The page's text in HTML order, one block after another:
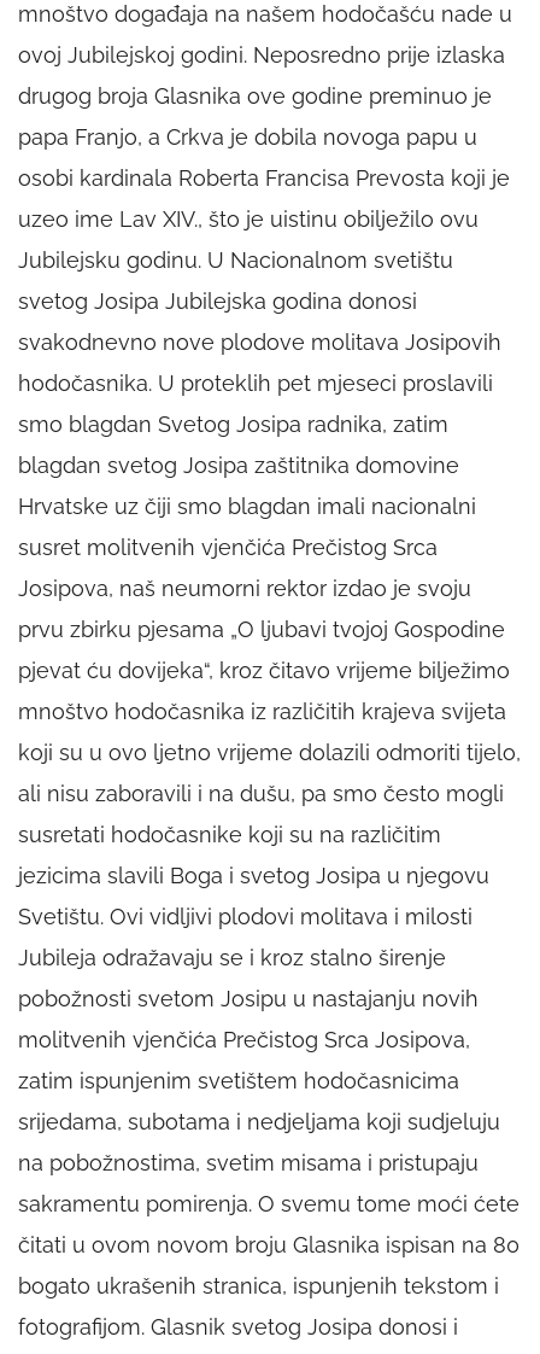
mnoštvo događaja na našem hodočašću nade u
ovoj Jubilejskoj godini. Neposredno prije izlaska
drugog broja Glasnika ove godine preminuo je
papa Franjo, a Crkva je dobila novoga papu u
osobi kardinala Roberta Francisa Prevosta koji je
uzeo ime Lav XIV., što je uistinu obilježilo ovu
Jubilejsku godinu. U Nacionalnom svetištu
svetog Josipa Jubilejska godina donosi
svakodnevno nove plodove molitava Josipovih
hodočasnika. U proteklih pet mjeseci proslavili
smo blagdan Svetog Josipa radnika, zatim
blagdan svetog Josipa zaštitnika domovine
Hrvatske uz čiji smo blagdan imali nacionalni
susret molitvenih vjenčića Prečistog Srca
Josipova, naš neumorni rektor izdao je svoju
prvu zbirku pjesama „O ljubavi tvojoj Gospodine
pjevat ću dovijeka“, kroz čitavo vrijeme bilježimo
mnoštvo hodočasnika iz različitih krajeva svijeta
koji su u ovo ljetno vrijeme dolazili odmoriti tijelo,
ali nisu zaboravili i na dušu, pa smo često mogli
susretati hodočasnike koji su na različitim
jezicima slavili Boga i svetog Josipa u njegovu
Svetištu. Ovi vidljivi plodovi molitava i milosti
Jubileja odražavaju se i kroz stalno širenje
pobožnosti svetom Josipu u nastajanju novih
molitvenih vjenčića Prečistog Srca Josipova,
zatim ispunjenim svetištem hodočasnicima
srijedama, subotama i nedjeljama koji sudjeluju
na pobožnostima, svetim misama i pristupaju
sakramentu pomirenja. O svemu tome moći ćete
čitati u ovom novom broju Glasnika ispisan na 80
bogato ukrašenih stranica, ispunjenih tekstom i
fotografijom. Glasnik svetog Josipa donosi i